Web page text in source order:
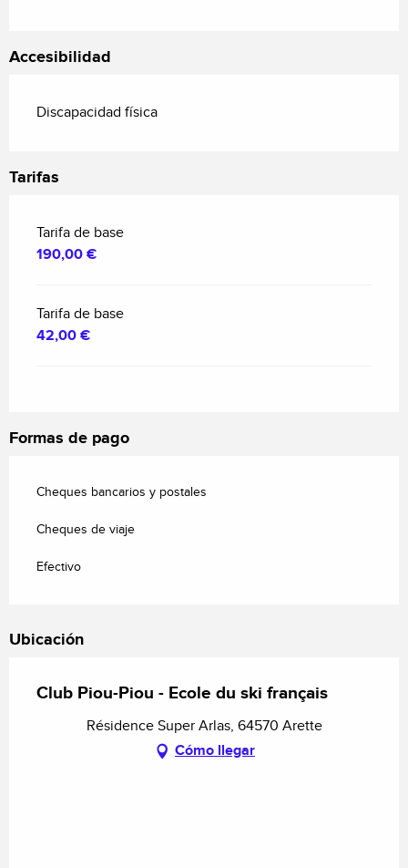
Accesibilidad
Discapacidad física
Tarifas
Tarifa de base
190,00 €
Tarifa de base
42,00 €
Formas de pago
Cheques bancarios y postales
Cheques de viaje
Efectivo
Ubicación
Club Piou-Piou - Ecole du ski français
Résidence Super Arlas, 64570 Arette
Cómo llegar